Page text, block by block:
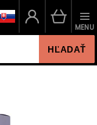
HĽADAŤ
MENU